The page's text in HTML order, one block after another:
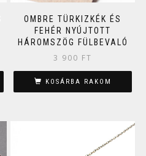
OMBRE TÜRKIZKÉK ÉS
FEHÉR NYÚJTOTT
HÁROMSZÖG FÜLBEVALÓ
3 900 FT
KOSÁRBA RAKOM